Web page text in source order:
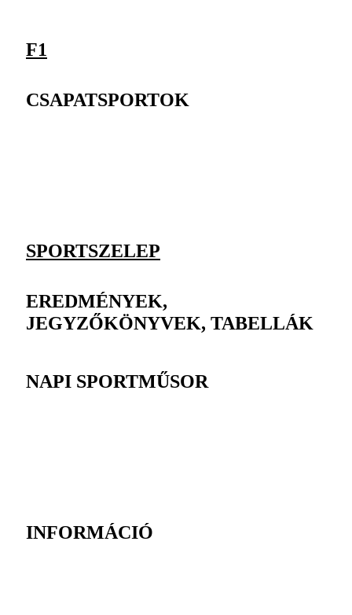
F1
CSAPATSPORTOK
SPORTSZELEP
EREDMÉNYEK,
JEGYZŐKÖNYVEK, TABELLÁK
NAPI SPORTMŰSOR
INFORMÁCIÓ